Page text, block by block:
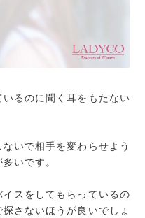
るのに聞く耳をもたない
いで相手を変わらせよう
いです。
スをしてもらっているの
さないほうが良いでしょ